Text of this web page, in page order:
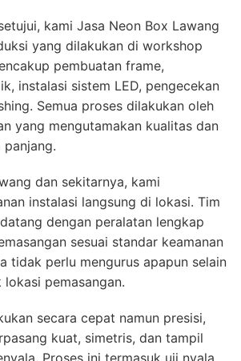
kami Jasa Neon Box Lawang
yang dilakukan di workshop
pembuatan frame,
instalasi sistem LED, pengecekan
Semua proses dilakukan oleh
yang mengutamakan kualitas dan
panjang.
dan sekitarnya, kami
instalasi langsung di lokasi. Tim
dengan peralatan lengkap
sesuai standar keamanan
tidak perlu mengurus apapun selain
pemasangan.
secara cepat namun presisi,
kuat, simetris, dan tampil
Proses ini termasuk uji nyala